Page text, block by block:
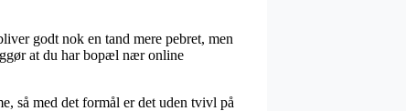
godt nok en tand mere pebret, men
at du har bopæl nær online
så med det formål er det uden tvivl på